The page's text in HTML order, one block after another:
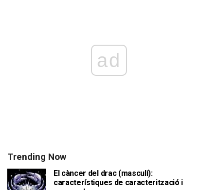
ad
Trending Now
El càncer del drac (masculí):
característiques de caracterització i